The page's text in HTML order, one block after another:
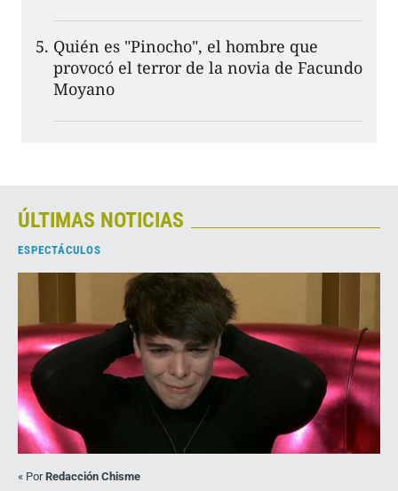
Quién es "Pinocho", el hombre que
provocó el terror de la novia de Facundo
Moyano
ÚLTIMAS NOTICIAS
ESPECTÁCULOS
« PorRedacción Chisme